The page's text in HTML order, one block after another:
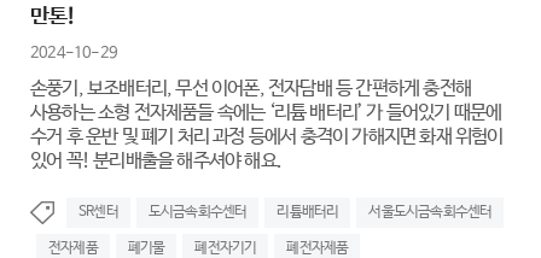
만톤!
2024-10-29
손풍기, 보조배터리, 무선 이어폰, 전자담배 등 간편하게 충전해
사용하는 소형 전자제품들 속에는 ‘리튬 배터리’ 가 들어있기 때문에
수거 후 운반 및 폐기 처리 과정 등에서 충격이 가해지면 화재 위험이
있어 꼭! 분리배출을 해주셔야 해요.
SR센터 도시금속회수센터 리튬배터리 서울도시금속회수센터
전자제품 폐기물 폐전자기기 폐전자제품